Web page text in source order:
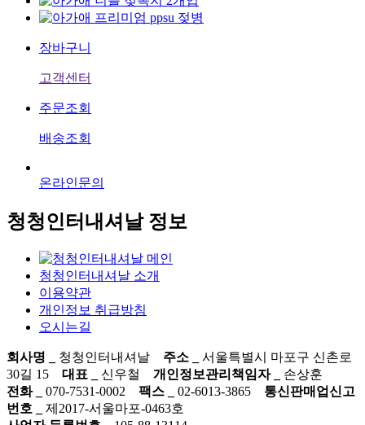
장바구니
고객센터
주문조회
배송조회
온라인문의
청청인터내셔날 정보
청청인터내셔날 소개
이용약관
개인정보 취급방침
오시는길
회사명 _ 청청인터내셔날 주소 _
서울특별시 마포구 신촌로
30길 15
대표 _ 신우철 개인정보관리책임자 _
손상훈
전화 _
070-7531-0002 팩스 _ 02-6013-3865
통신판매업신고
번호 _
제2017-서울마포-0463호